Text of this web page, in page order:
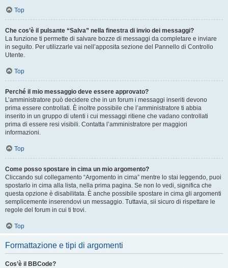
Top
Che cos’è il pulsante “Salva” nella finestra di invio dei messaggi?
La funzione ti permette di salvare bozze di messaggi da completare e inviare
in seguito. Per utilizzarle vai nell’apposita sezione del Pannello di Controllo
Utente.
Top
Perché il mio messaggio deve essere approvato?
L’amministratore può decidere che in un forum i messaggi inseriti devono
prima essere controllati. È inoltre possibile che l’amministratore ti abbia
inserito in un gruppo di utenti i cui messaggi ritiene che vadano controllati
prima di essere resi visibili. Contatta l’amministratore per maggiori
informazioni.
Top
Come posso spostare in cima un mio argomento?
Cliccando sul collegamento “Argomento in cima” mentre lo stai leggendo, puoi
spostarlo in cima alla lista, nella prima pagina. Se non lo vedi, significa che
questa opzione è disabilitata. È anche possibile spostare in cima gli argomenti
semplicemente inserendovi un messaggio. Tuttavia, sii sicuro di rispettare le
regole del forum in cui ti trovi.
Top
Formattazione e tipi di argomenti
Cos’è il BBCode?